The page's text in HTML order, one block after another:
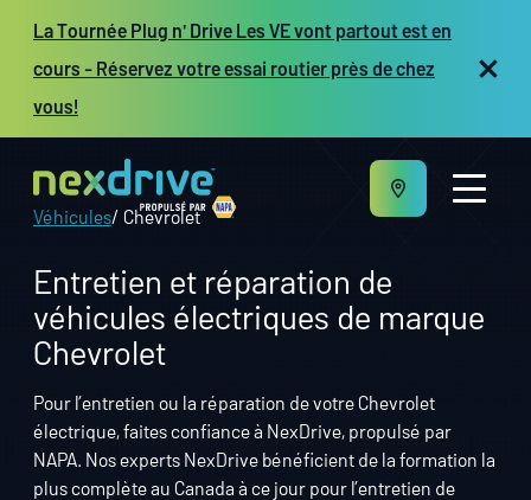
La Tournée Plug n' Drive Les VE vont partout est en
cours - Réservez votre essai routier près de chez
vous!
À propos
Entretien et réparation
Véhicules
Ressources
Propriétaires d’atelier
EN
Véhicules Chevrolet
Entretien et réparation de
véhicules électriques de marque
Chevrolet
Pour l’entretien ou la réparation de votre Chevrolet
électrique, faites confiance à NexDrive, propulsé par
NAPA. Nos experts NexDrive bénéficient de la formation la
plus complète au Canada à ce jour pour l’entretien de